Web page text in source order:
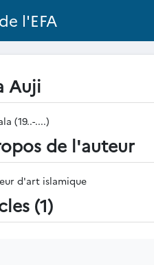
l'EFA
Auji
(19..-....)
de l'auteur
d'art islamique
(1)